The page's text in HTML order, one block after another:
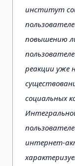
институт
повышению
реакции уже
социальных
интернет-